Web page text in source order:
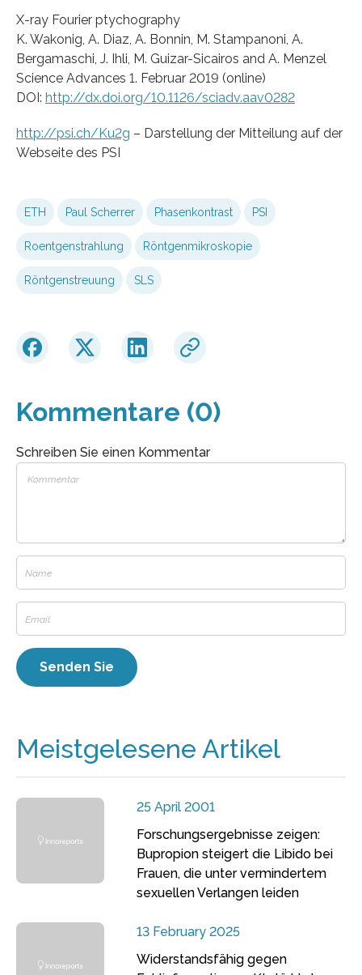
X-ray Fourier ptychography
K. Wakonig, A. Diaz, A. Bonnin, M. Stampanoni, A.
Bergamaschi, J. Ihli, M. Guizar-Sicairos and A. Menzel
Science Advances 1. Februar 2019 (online)
DOI: http://dx.doi.org/10.1126/sciadv.aav0282
http://psi.ch/Ku2g – Darstellung der Mitteilung auf der
Webseite des PSI
ETH Paul Scherrer Phasenkontrast PSI
Roentgenstrahlung Röntgenmikroskopie
Röntgenstreuung SLS
Kommentare (0)
Schreiben Sie einen Kommentar
Meistgelesene Artikel
25 April 2001
Forschungsergebnisse zeigen:
Bupropion steigert die Libido bei
Frauen, die unter vermindertem
sexuellen Verlangen leiden
13 February 2025
Widerstandsfähig gegen